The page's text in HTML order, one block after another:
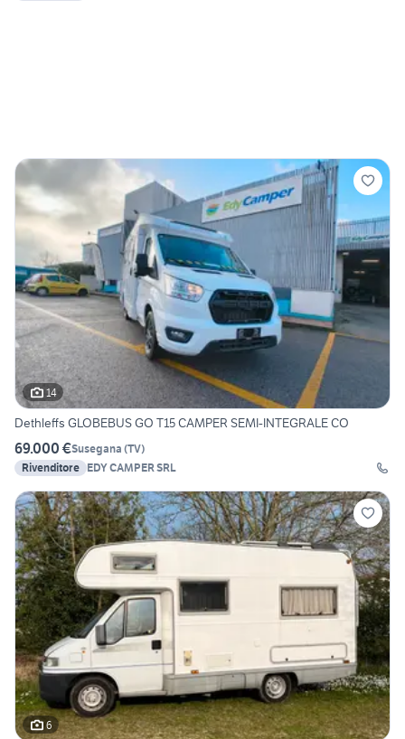
14
Dethleffs GLOBEBUS GO T15 CAMPER SEMI-INTEGRALE CO
69.000 €Susegana (TV)
Rivenditore EDY CAMPER SRL
6